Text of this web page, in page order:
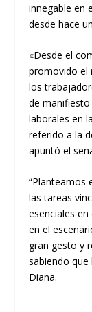
innegable en
desde hace
«Desde el
promovido el
los
de
laborales en
referido a la
apuntó el
“Planteamos
las tareas
esenciales
en el
gran gesto y
sabiendo
Diana.